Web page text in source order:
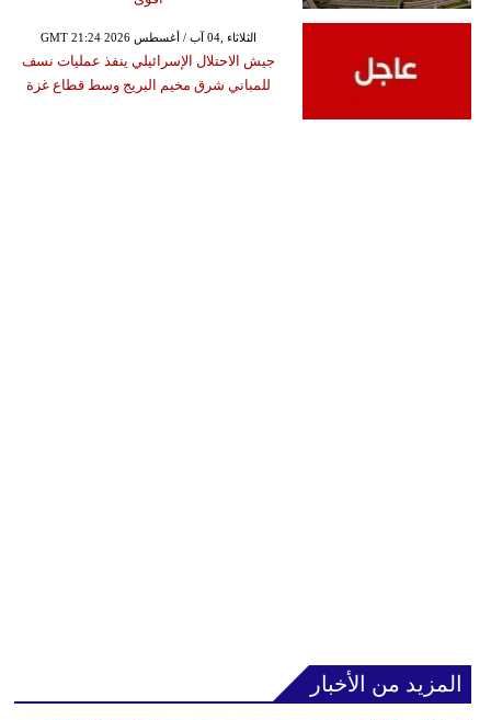
GMT 21:24 2026 الثلاثاء ,04 آب / أغسطس
جيش الاحتلال الإسرائيلي ينفذ عمليات نسف
للمباني شرق مخيم البريج وسط قطاع غزة
المزيد من الأخبار